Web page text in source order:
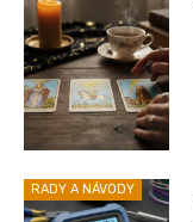
RADY A NÁVODY